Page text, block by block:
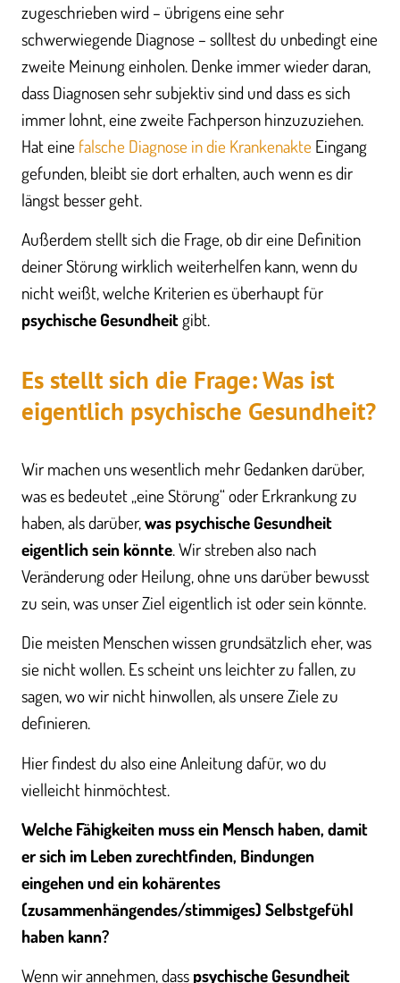
zugeschrieben wird – übrigens eine sehr
schwerwiegende Diagnose – solltest du unbedingt eine
zweite Meinung einholen. Denke immer wieder daran,
dass Diagnosen sehr subjektiv sind und dass es sich
immer lohnt, eine zweite Fachperson hinzuzuziehen.
Hat eine falsche Diagnose in die Krankenakte Eingang
gefunden, bleibt sie dort erhalten, auch wenn es dir
längst besser geht.
Außerdem stellt sich die Frage, ob dir eine Definition
deiner Störung wirklich weiterhelfen kann, wenn du
nicht weißt, welche Kriterien es überhaupt für
psychische Gesundheit gibt.
Es stellt sich die Frage: Was ist
eigentlich psychische Gesundheit?
Wir machen uns wesentlich mehr Gedanken darüber,
was es bedeutet „eine Störung“ oder Erkrankung zu
haben, als darüber,was psychische Gesundheit
eigentlich sein könnte. Wir streben also nach
Veränderung oder Heilung, ohne uns darüber bewusst
zu sein, was unser Ziel eigentlich ist oder sein könnte.
Die meisten Menschen wissen grundsätzlich eher, was
sie nicht wollen. Es scheint uns leichter zu fallen, zu
sagen, wo wir nicht hinwollen, als unsere Ziele zu
definieren.
Hier findest du also eine Anleitung dafür, wo du
vielleicht hinmöchtest.
Welche Fähigkeiten muss ein Mensch haben, damit
er sich im Leben zurechtfinden, Bindungen
eingehen und ein kohärentes
(zusammenhängendes/stimmiges) Selbstgefühl
haben kann?
Wenn wir annehmen, dass psychische Gesundheit